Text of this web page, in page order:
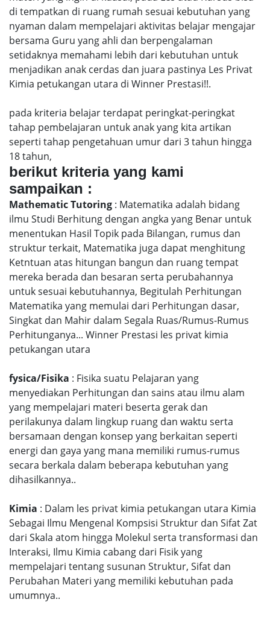
di tempatkan di ruang rumah sesuai kebutuhan yang
nyaman dalam mempelajari aktivitas belajar mengajar
bersama Guru yang ahli dan berpengalaman
setidaknya memahami lebih dari kebutuhan untuk
menjadikan anak cerdas dan juara pastinya Les Privat
Kimia petukangan utara di Winner Prestasi!!.
pada kriteria belajar terdapat peringkat-peringkat
tahap pembelajaran untuk anak yang kita artikan
seperti tahap pengetahuan umur dari 3 tahun hingga
18 tahun,
berikut kriteria yang kami
sampaikan :
Mathematic Tutoring : Matematika adalah bidang
ilmu Studi Berhitung dengan angka yang Benar untuk
menentukan Hasil Topik pada Bilangan, rumus dan
struktur terkait, Matematika juga dapat menghitung
Ketntuan atas hitungan bangun dan ruang tempat
mereka berada dan besaran serta perubahannya
untuk sesuai kebutuhannya, Begitulah Perhitungan
Matematika yang memulai dari Perhitungan dasar,
Singkat dan Mahir dalam Segala Ruas/Rumus-Rumus
Perhitunganya... Winner Prestasi les privat kimia
petukangan utara
fysica/Fisika : Fisika suatu Pelajaran yang
menyediakan Perhitungan dan sains atau ilmu alam
yang mempelajari materi beserta gerak dan
perilakunya dalam lingkup ruang dan waktu serta
bersamaan dengan konsep yang berkaitan seperti
energi dan gaya yang mana memiliki rumus-rumus
secara berkala dalam beberapa kebutuhan yang
dihasilkannya..
Kimia : Dalam les privat kimia petukangan utara Kimia
Sebagai Ilmu Mengenal Kompsisi Struktur dan Sifat Zat
dari Skala atom hingga Molekul serta transformasi dan
Interaksi, Ilmu Kimia cabang dari Fisik yang
mempelajari tentang susunan Struktur, Sifat dan
Perubahan Materi yang memiliki kebutuhan pada
umumnya..